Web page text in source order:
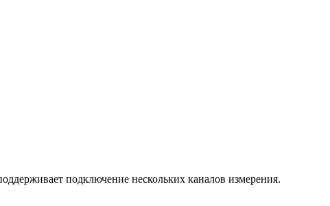
подключение нескольких каналов измерения.